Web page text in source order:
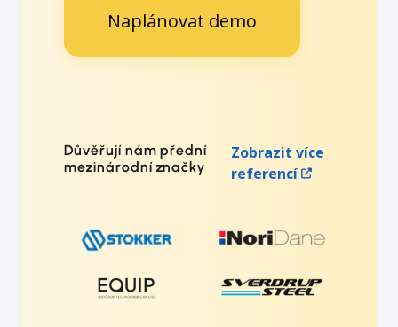
Naplánovat demo
Důvěřují nám přední
mezinárodní značky
Zobrazit více
referencí